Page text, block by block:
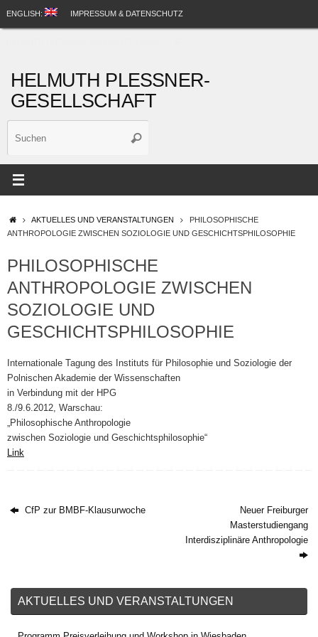
ENGLISH: IMPRESSUM & DATENSCHUTZ
HELMUTH PLESSNER-
GESELLSCHAFT
Suchen
STARTSEITE
AKTUELLES UND VERANSTALTUNGEN
PHILOSOPHISCHE
ANTHROPOLOGIE ZWISCHEN SOZIOLOGIE UND GESCHICHTSPHILOSOPHIE
PHILOSOPHISCHE
ANTHROPOLOGIE ZWISCHEN
SOZIOLOGIE UND
GESCHICHTSPHILOSOPHIE
Internationale Tagung des Instituts für Philosophie und Soziologie der
Polnischen Akademie der Wissenschaften
in Verbindung mit der HPG
8./9.6.2012, Warschau:
„Philosophische Anthropologie
zwischen Soziologie und Geschichtsphilosophie“
Link
CfP zur BMBF-Klausurwoche
Neuer Freiburger
Masterstudiengang
Interdisziplinäre Anthropologie
AKTUELLES UND VERANSTALTUNGEN